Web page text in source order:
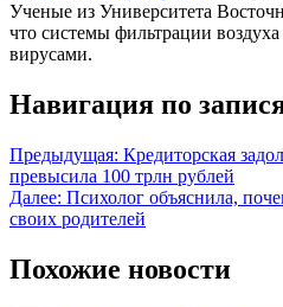
Ученые из Университета
что системы фильтрации
вирусами.
Навигация по
Предыдущая: Кредиторская
превысила 100 трлн рублей
Далее: Психолог объяснила,
своих родителей
Похожие новости